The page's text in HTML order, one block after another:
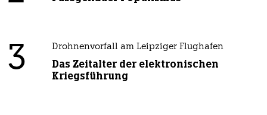
3 Drohnenvorfall am Leipziger Flughafen
Das Zeitalter der elektronischen
Kriegsführung